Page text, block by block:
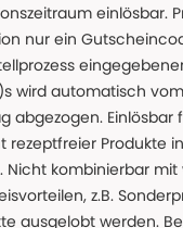
einlösbar.
nur ein
wird automatisch vom
abgezogen. Einlösbar
rezeptfreier Produkte
Nicht kombinierbar mit
z.B.
ausgelobt werden.